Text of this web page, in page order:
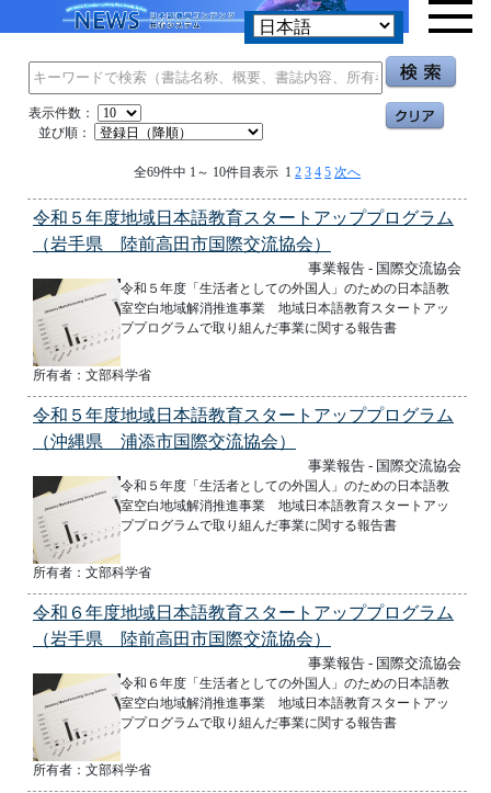
表示件数：
並び順：
全69件中 1～ 10件目表示 12 3 4 5 次へ
令和５年度地域日本語教育スタートアッププログラム
（岩手県 陸前高田市国際交流協会）
事業報告 - 国際交流協会
令和５年度「生活者としての外国人」のための日本語教
室空白地域解消推進事業 地域日本語教育スタートアッ
ププログラムで取り組んだ事業に関する報告書
所有者：文部科学省
令和５年度地域日本語教育スタートアッププログラム
（沖縄県 浦添市国際交流協会）
事業報告 - 国際交流協会
令和５年度「生活者としての外国人」のための日本語教
室空白地域解消推進事業 地域日本語教育スタートアッ
ププログラムで取り組んだ事業に関する報告書
所有者：文部科学省
令和６年度地域日本語教育スタートアッププログラム
（岩手県 陸前高田市国際交流協会）
事業報告 - 国際交流協会
令和６年度「生活者としての外国人」のための日本語教
室空白地域解消推進事業 地域日本語教育スタートアッ
ププログラムで取り組んだ事業に関する報告書
所有者：文部科学省